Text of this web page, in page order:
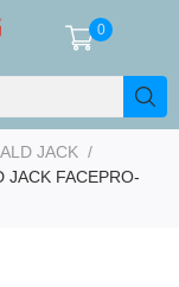
0
JACK /
FACEPRO-